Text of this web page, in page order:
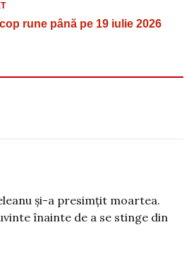
rune până pe 19 iulie 2026
și-a presimțit moartea.
înainte de a se stinge din